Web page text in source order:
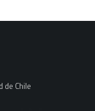
de Chile